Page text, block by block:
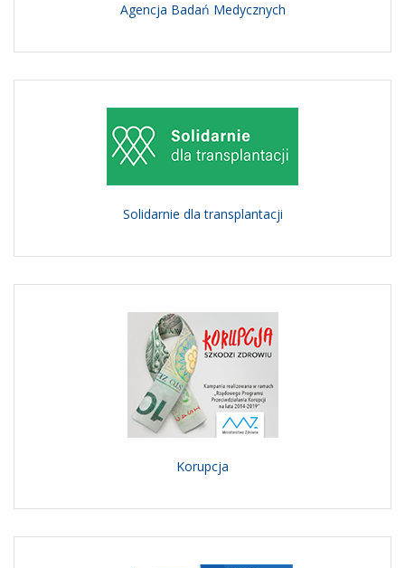
Agencja Badań Medycznych
Solidarnie dla transplantacji
Korupcja